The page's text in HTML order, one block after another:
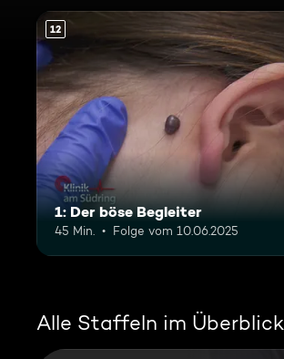
12
1: Der böse Begleiter
45 Min. Folge vom 10.06.2025
Alle Staffeln im Überblick